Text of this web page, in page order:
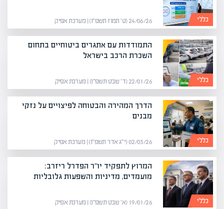
כללי 24/06/26 (ט׳ תמוז תשפ״ו) | מערכת אפיק
כללי
התמודדות עם אתגרים ביטוחיים בתחום
השכרת הרכב בישראל
22/01/26 (ד׳ שבט תשפ״ו) | מערכת אפיק
כללי
הדרך המהירה והבטוחה לפיצויים על נזקי
מבנים
02/03/26 (י״ג אדר תשפ״ו) | מערכת אפיק
כללי
המרוץ לתפקיד יו"ר הפדרל ריזרב:
מועמדים, מדיניות והשפעות גלובליות
19/01/26 (א׳ שבט תשפ״ו) | מערכת אפיק